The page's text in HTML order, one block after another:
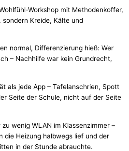
Workshop mit Methodenkoffer,
sondern Kreide, Kälte und
normal, Differenzierung hieß: Wer
– Nachhilfe war kein Grundrecht,
als jede App – Tafelanschrien, Spott
Seite der Schule, nicht auf der Seite
wenig WLAN im Klassenzimmer –
die Heizung halbwegs lief und der
in der Stunde abrauchte.